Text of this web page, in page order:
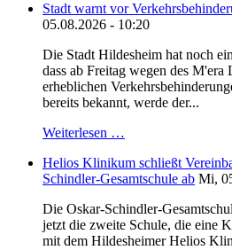
Stadt warnt vor
05.08.2026 - 10:20
Die Stadt Hildesheim hat noch
dass ab Freitag wegen des M'era
erheblichen
bereits bekannt, werde der...
Weiterlesen …
Helios Klinikum schließt
Schindler-Gesamtschule ab Mi,
Die Oskar-Schindler-
jetzt die zweite Schule, die eine
mit dem Hildesheimer Helios